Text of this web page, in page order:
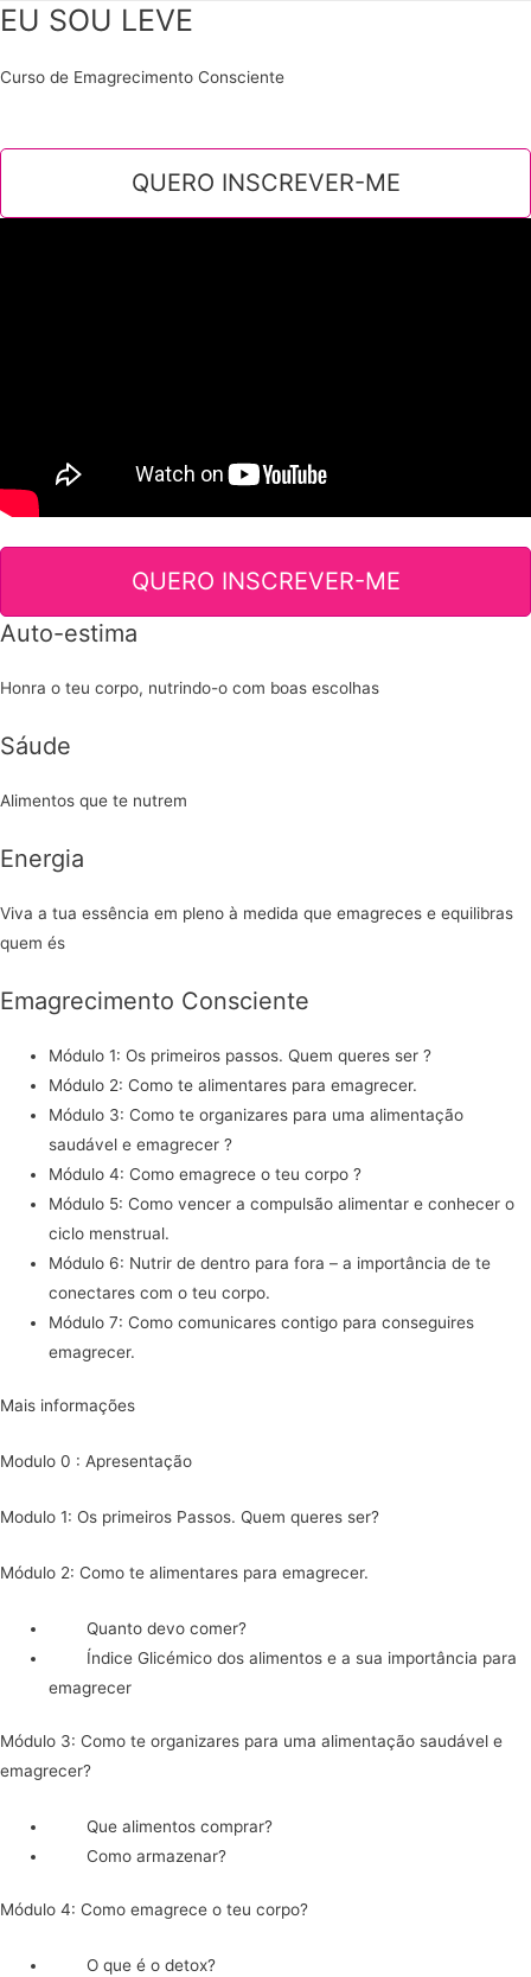
EU SOU LEVE
Curso de Emagrecimento Consciente
QUERO INSCREVER-ME
QUERO INSCREVER-ME
Auto-estima
Honra o teu corpo, nutrindo-o com boas escolhas
Sáude
Alimentos que te nutrem
Energia
Viva a tua essência em pleno à medida que emagreces e equilibras
quem és
Emagrecimento Consciente
Módulo 1: Os primeiros passos. Quem queres ser ?
Módulo 2: Como te alimentares para emagrecer.
Módulo 3: Como te organizares para uma alimentação
saudável e emagrecer ?
Módulo 4: Como emagrece o teu corpo ?
Módulo 5: Como vencer a compulsão alimentar e conhecer o
ciclo menstrual.
Módulo 6: Nutrir de dentro para fora – a importância de te
conectares com o teu corpo.
Módulo 7: Como comunicares contigo para conseguires
emagrecer.
Mais informações
Modulo 0 : Apresentação
Modulo 1: Os primeiros Passos. Quem queres ser?
Módulo 2: Como te alimentares para emagrecer.
Quanto devo comer?
Índice Glicémico dos alimentos e a sua importância para
emagrecer
Módulo 3: Como te organizares para uma alimentação saudável e
emagrecer?
Que alimentos comprar?
Como armazenar?
Módulo 4: Como emagrece o teu corpo?
O que é o detox?